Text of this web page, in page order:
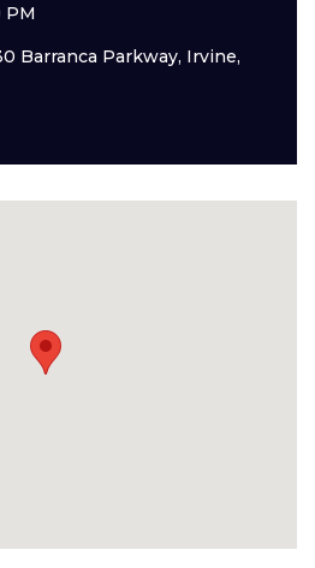
PM
Barranca Parkway, Irvine,